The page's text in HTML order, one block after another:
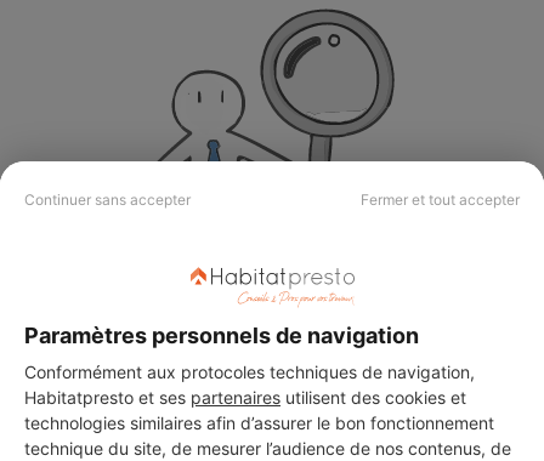
Continuer sans accepter Fermer et tout accepter
Paramètres personnels de navigation
Conformément aux protocoles techniques de navigation,
Habitatpresto et ses partenaires utilisent des cookies et
technologies similaires afin d’assurer le bon fonctionnement
technique du site, de mesurer l’audience de nos contenus, de
Aucun autre professionnel disponible dans cette zone
géographique.